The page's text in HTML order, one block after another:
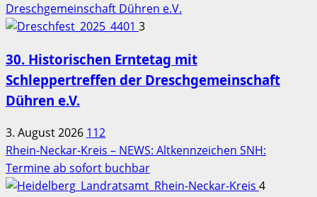
Dreschgemeinschaft Dühren e.V.
3
30. Historischen Erntetag mit
Schleppertreffen der Dreschgemeinschaft
Dühren e.V.
3. August 2026 112
Rhein-Neckar-Kreis – NEWS: Altkennzeichen SNH:
Termine ab sofort buchbar
4